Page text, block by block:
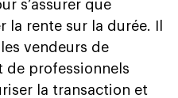
s’assurer que
la rente sur la durée. Il
vendeurs de
de professionnels
la transaction et